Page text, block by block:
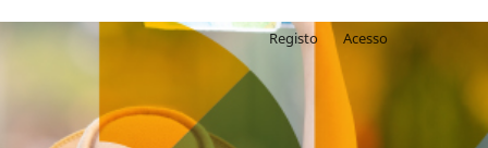
Registo Acesso